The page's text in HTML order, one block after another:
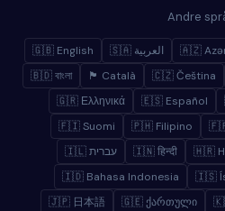
Andre
🇬🇧 English 🇸🇦 العربية 🇦🇿
🇧🇩 বাংলা
🏴 Català 🇨🇿 Čeština
🇬🇷 Ελληνικά
🇪🇸 Español
🇫🇮 Suomi
🇵🇭 Filipino
🇮🇱 עברית
🇮🇳 हिन्दी 🇭🇷
🇮🇩 Bahasa Indonesia
🇮🇸
🇯🇵 日本語
🇬🇪 ქართული